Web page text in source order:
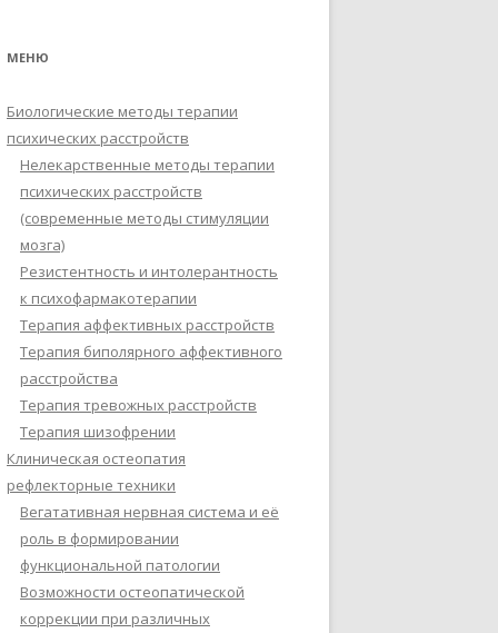
МЕНЮ
Биологические методы терапии
психических расстройств
Нелекарственные методы терапии
психических расстройств
(современные методы стимуляции
мозга)
Резистентность и интолерантность
к психофармакотерапии
Терапия аффективных расстройств
Терапия биполярного аффективного
расстройства
Терапия тревожных расстройств
Терапия шизофрении
Клиническая остеопатия
рефлекторные техники
Вегатативная нервная система и её
роль в формировании
функциональной патологии
Возможности остеопатической
коррекции при различных